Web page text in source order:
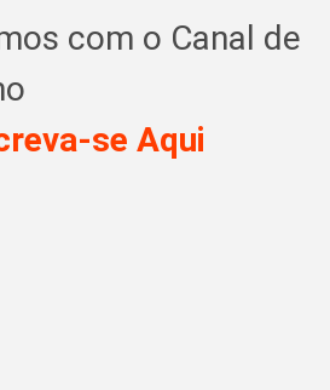
com o Canal de
se Aqui